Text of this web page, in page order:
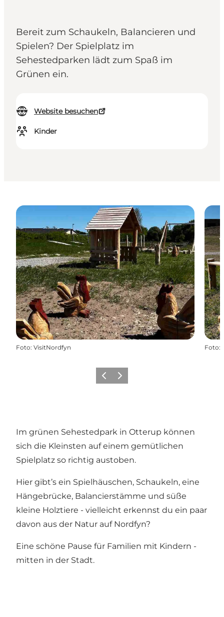
Bereit zum Schaukeln, Balancieren und
Spielen? Der Spielplatz im
Sehestedparken lädt zum Spaß im
Grünen ein.
Website besuchen
Kinder
Foto: VisitNordfyn Foto:
Vorherige Folie
Nächste Folie
Im grünen Sehestedpark in Otterup können
sich die Kleinsten auf einem gemütlichen
Spielplatz so richtig austoben.
Hier gibt’s ein Spielhäuschen, Schaukeln, eine
Hängebrücke, Balancierstämme und süße
kleine Holztiere - vielleicht erkennst du ein paar
davon aus der Natur auf Nordfyn?
Eine schöne Pause für Familien mit Kindern -
mitten in der Stadt.